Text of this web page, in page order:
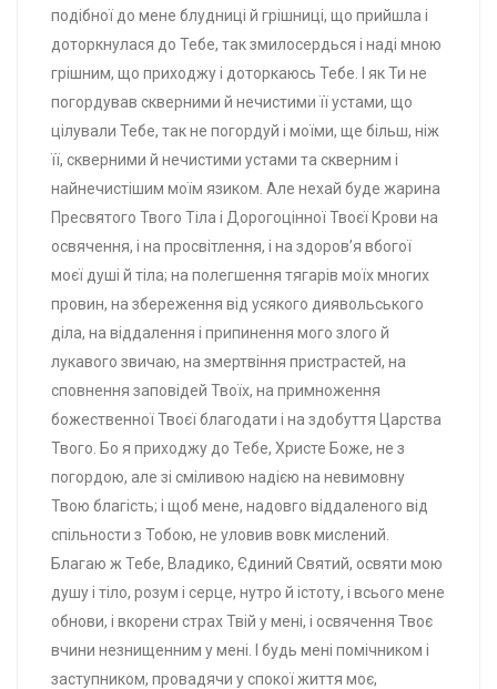
подібної до мене блудниці й грішниці, що прийшла і
доторкнулася до Тебе, так змилосердься і наді мною
грішним, що приходжу і доторкаюсь Тебе. І як Ти не
погордував скверними й нечистими її устами, що
цілували Тебе, так не погордуй і моїми, ще більш, ніж
її, скверними й нечистими устами та скверним і
найнечистішим моїм язиком. Але нехай буде жарина
Пресвятого Твого Тіла і Дорогоцінної Твоєї Крови на
освячення, і на просвітлення, і на здоров’я вбогої
моєї душі й тіла; на полегшення тягарів моїх многих
провин, на збереження від усякого диявольського
діла, на віддалення і припинення мого злого й
лукавого звичаю, на змертвіння пристрастей, на
сповнення заповідей Твоїх, на примноження
божественної Твоєї благодати і на здобуття Царства
Твого. Бо я приходжу до Тебе, Христе Боже, не з
погордою, але зі сміливою надією на невимовну
Твою благість; і щоб мене, надовго віддаленого від
спільности з Тобою, не уловив вовк мислений.
Благаю ж Тебе, Владико, Єдиний Святий, освяти мою
душу і тіло, розум і серце, нутро й істоту, і всього мене
обнови, і вкорени страх Твій у мені, і освячення Твоє
вчини незнищенним у мені. І будь мені помічником і
заступником, провадячи у спокої життя моє,